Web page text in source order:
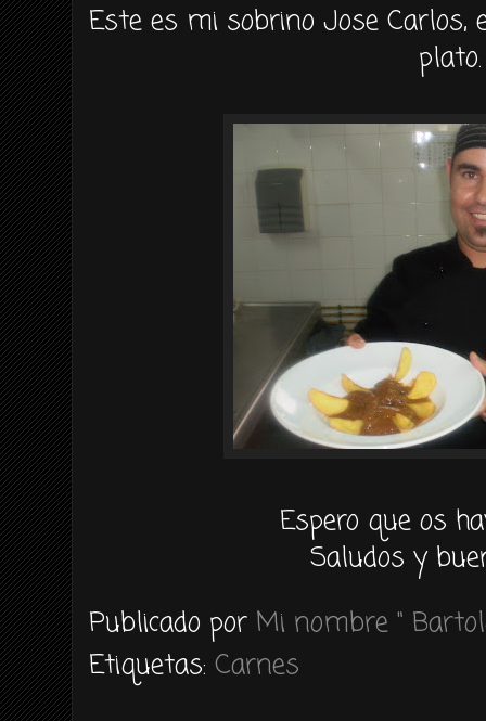
Este es mi sobrino Jose Carlos,
plato.
Espero que os
Saludos y
Publicado por Mi nombre "
Etiquetas: Carnes